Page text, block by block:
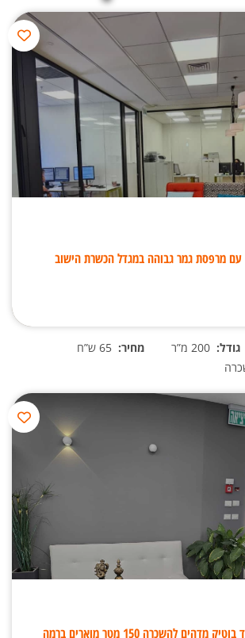
מרפסת גמר גבוהה במגדל הכשרת הישוב
גודל: מחיר:
בוי טאוואר משרד בוטיק מדהים להשכרה 150 מטר מוארים ברמה